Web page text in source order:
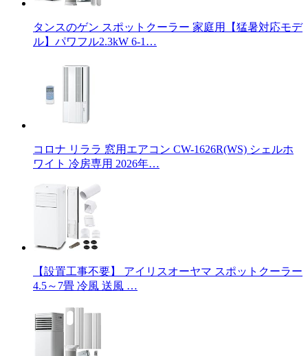
タンスのゲン スポットクーラー 家庭用【猛暑対応モデ
ル】パワフル2.3kW 6-1…
コロナ リララ 窓用エアコン CW-1626R(WS) シェルホ
ワイト 冷房専用 2026年…
【設置工事不要】 アイリスオーヤマ スポットクーラー
4.5～7畳 冷風 送風 …